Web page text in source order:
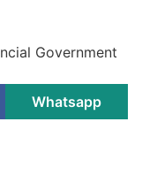
Government
Whatsapp